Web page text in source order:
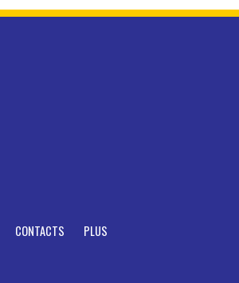
CONTACTS PLUS